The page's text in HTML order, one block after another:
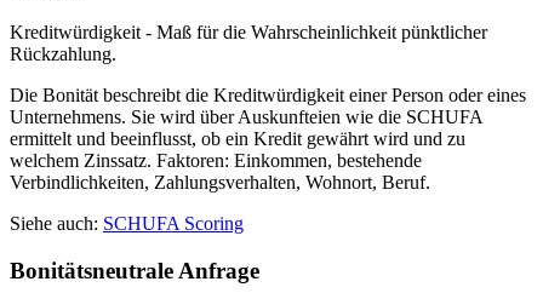
Kreditwürdigkeit - Maß für die Wahrscheinlichkeit pünktlicher
Rückzahlung.
Die Bonität beschreibt die Kreditwürdigkeit einer Person oder eines
Unternehmens. Sie wird über Auskunfteien wie die SCHUFA
ermittelt und beeinflusst, ob ein Kredit gewährt wird und zu
welchem Zinssatz. Faktoren: Einkommen, bestehende
Verbindlichkeiten, Zahlungsverhalten, Wohnort, Beruf.
Siehe auch: SCHUFA Scoring
Bonitätsneutrale Anfrage